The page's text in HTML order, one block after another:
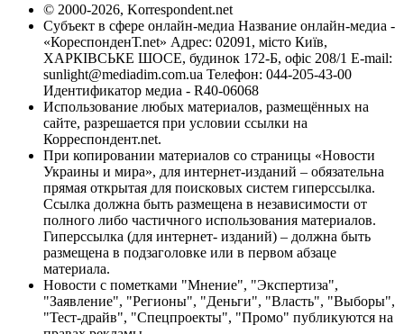
© 2000-2026, Korrespondent.net
Субъект в сфере онлайн-медиа Название онлайн-медиа -
«КореспонденТ.net» Адрес: 02091, місто Київ,
ХАРКІВСЬКЕ ШОСЕ, будинок 172-Б, офіс 208/1 E-mail:
sunlight@mediadim.com.ua Телефон: 044-205-43-00
Идентификатор медиа - R40-06068
Использование любых материалов, размещённых на
сайте, разрешается при условии ссылки на
Корреспондент.net.
При копировании материалов со страницы «Новости
Украины и мира», для интернет-изданий – обязательна
прямая открытая для поисковых систем гиперссылка.
Ссылка должна быть размещена в независимости от
полного либо частичного использования материалов.
Гиперссылка (для интернет- изданий) – должна быть
размещена в подзаголовке или в первом абзаце
материала.
Новости с пометками "Мнение", "Экспертиза",
"Заявление", "Регионы", "Деньги", "Власть", "Выборы",
"Тест-драйв", "Спецпроекты", "Промо" публикуются на